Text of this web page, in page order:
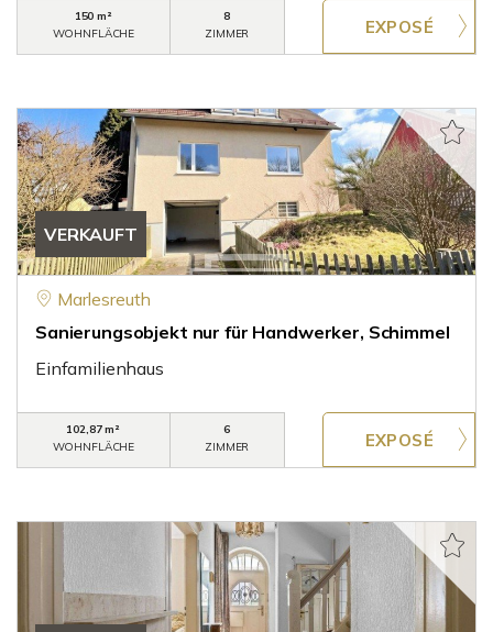
150 m²
WOHNFLÄCHE
8
ZIMMER
VERKAUFT
Marlesreuth
Sanierungsobjekt nur für Handwerker, Schimmel
Einfamilienhaus
102,87 m²
WOHNFLÄCHE
6
ZIMMER